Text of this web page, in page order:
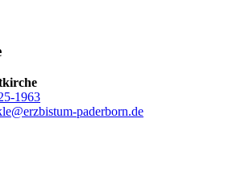
1963
paderborn.de